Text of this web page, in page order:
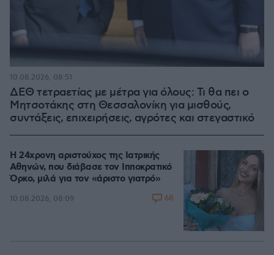
ΔΕΘ τετραετίας με μέτρα για όλους: Τι θα πει ο
Μητσοτάκης στη Θεσσαλονίκη για μισθούς,
συντάξεις, επιχειρήσεις, αγρότες και στεγαστικό
10.08.2026, 08:51
Η 24χρονη αριστούχος της Ιατρικής
Αθηνών, που διάβασε τον Ιπποκρατικό
Όρκο, μιλά για τον «άριστο γιατρό»
10.08.2026, 08:09 68